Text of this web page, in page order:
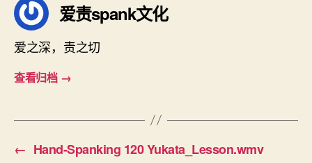
爱责spank文化
爱之深，责之切
查看归档 →
← Hand-Spanking 120 Yukata_Lesson.wmv